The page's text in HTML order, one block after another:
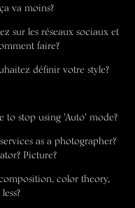
va moins?
sur les réseaux sociaux et
faire?
définir votre style?
to stop using 'Auto' mode?
as a photographer?
Picture?
color theory,